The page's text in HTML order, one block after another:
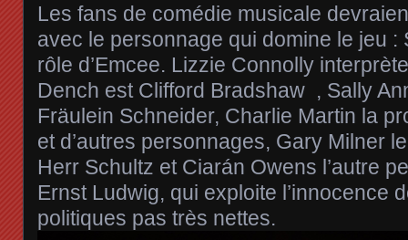
Les fans de comédie musicale
avec le personnage qui domine le jeu :
rôle d’Emcee. Lizzie Connolly
Dench est Clifford Bradshaw , Sally
Fräulein Schneider, Charlie Martin la
et d’autres personnages, Gary Milner
Herr Schultz et Ciarán Owens l’autre
Ernst Ludwig, qui exploite l’innocence
politiques pas très nettes.